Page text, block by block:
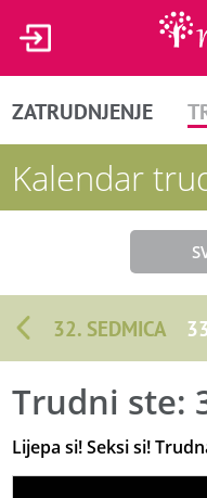
ZATRUDNJENJE
Kalendar
32. SEDMICA
Trudni ste:
Lijepa si! Seksi si!